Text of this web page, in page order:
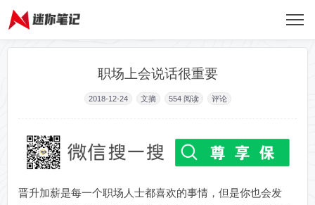
职场上会说话很重要
2018-12-24 文摘 554 阅读 评论
晋升加薪是每一个职场人士都喜欢的事情，但是你也会发